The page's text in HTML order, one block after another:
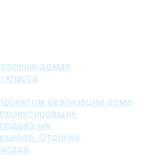
дома»
реализации дома
Отделка